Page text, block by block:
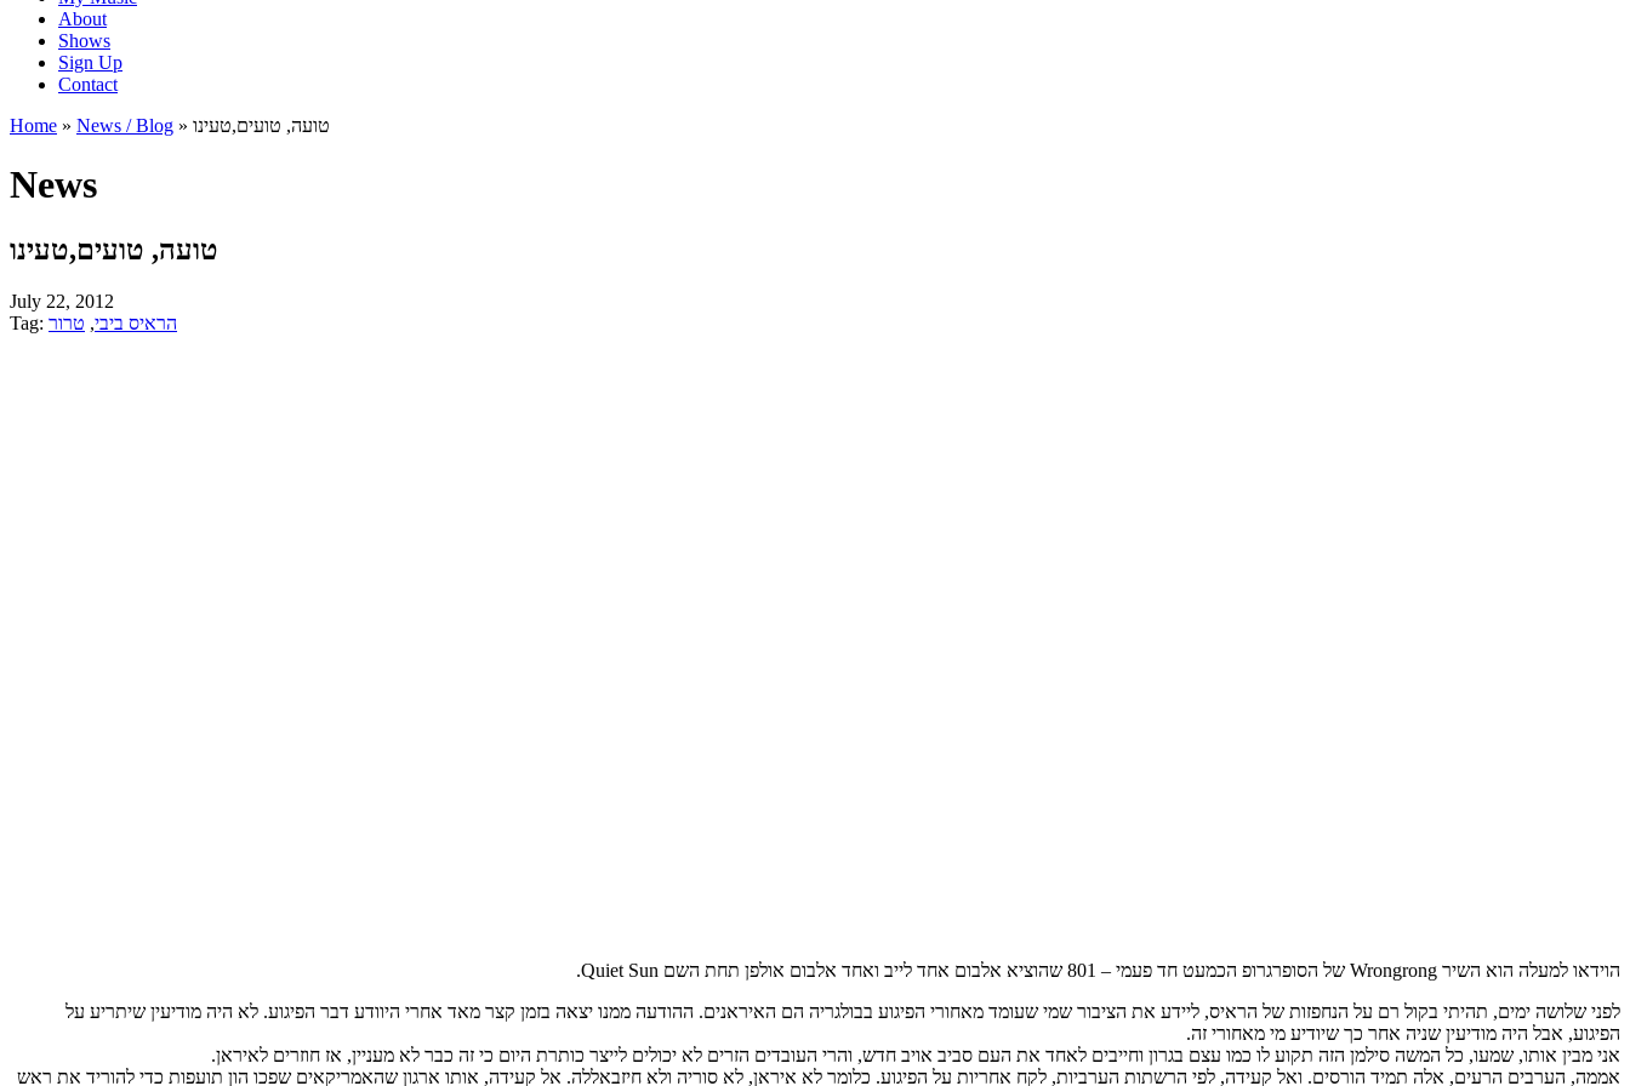
About
Shows
Sign Up
Contact
Home » News / Blog » טועה, טועים,טעינו
News
טועה, טועים,טעינו
July 22, 2012
Tag:
הראיס ביבי, טרור
הוידאו למעלה הוא השיר Wrongrong של הסופרגרופ הכמעט חד פעמי – 801 שהוציא אלבום אחד לייב ואחד אלבום אולפן תחת השם Quiet Sun.
לפני שלושה ימים, תהיתי בקול רם על הנחפזות של הראיס, ליידע את הציבור שמי שעומד מאחורי הפיגוע בבולגריה הם האיראנים. ההודעה ממנו יצאה בזמן קצר מאד אחרי היוודע דבר הפיגוע. לא היה מודיעין שיתריע על
הפיגוע, אבל היה מודיעין שניה אחר כך שיודיע מי מאחורי זה.
אני מבין אותו, שמעו, כל המשה סילמן הזה תקוע לו כמו עצם בגרון וחייבים לאחד את העם סביב אויב חדש, והרי העובדים הזרים לא יכולים לייצר כותרת היום כי זה כבר לא מעניין, אז חוזרים לאיראן.
אממה, הערבים הרעים, אלה תמיד הורסים. ואל קעידה, לפי הרשתות הערביות, לקח אחריות על הפיגוע. כלומר לא איראן, לא סוריה ולא חיזבאללה. אל קעידה, אותו ארגון שהאמריקאים שפכו הון תועפות כדי להוריד את ראש